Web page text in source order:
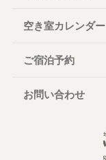
空き室カレンダー
ご宿泊予約
お問い合わせ